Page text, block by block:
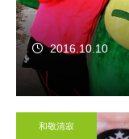
2016.10.10
和敬清寂